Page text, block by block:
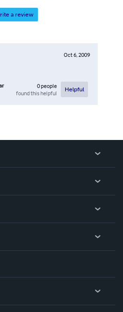
a review
Oct 6, 2009
0people
found this helpful
Helpful